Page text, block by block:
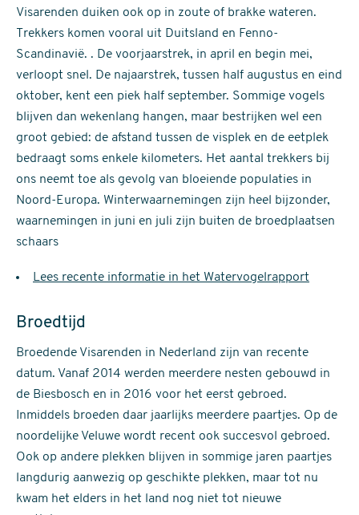
Visarenden duiken ook op in zoute of brakke wateren.
Trekkers komen vooral uit Duitsland en Fenno-
Scandinavië. . De voorjaarstrek, in april en begin mei,
verloopt snel. De najaarstrek, tussen half augustus en eind
oktober, kent een piek half september. Sommige vogels
blijven dan wekenlang hangen, maar bestrijken wel een
groot gebied: de afstand tussen de visplek en de eetplek
bedraagt soms enkele kilometers. Het aantal trekkers bij
ons neemt toe als gevolg van bloeiende populaties in
Noord-Europa. Winterwaarnemingen zijn heel bijzonder,
waarnemingen in juni en juli zijn buiten de broedplaatsen
schaars
Lees recente informatie in het Watervogelrapport
Broedtijd
Broedende Visarenden in Nederland zijn van recente
datum. Vanaf 2014 werden meerdere nesten gebouwd in
de Biesbosch en in 2016 voor het eerst gebroed.
Inmiddels broeden daar jaarlijks meerdere paartjes. Op de
noordelijke Veluwe wordt recent ook succesvol gebroed.
Ook op andere plekken blijven in sommige jaren paartjes
langdurig aanwezig op geschikte plekken, maar tot nu
kwam het elders in het land nog niet tot nieuwe